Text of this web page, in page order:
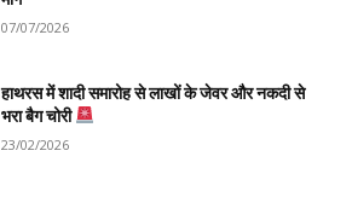
07/07/2026
हाथरस में शादी समारोह से लाखों के जेवर और नकदी से
भरा बैग चोरी
23/02/2026